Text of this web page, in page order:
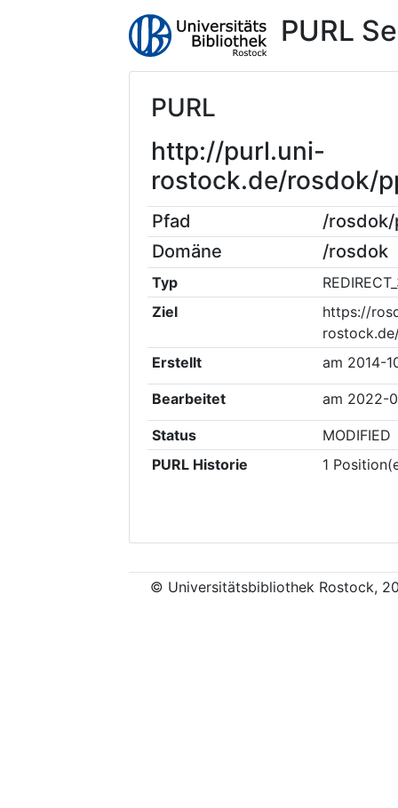
PURL
PURL
http://purl.uni-
rostock.de/rosdok/
Pfad
/
Domäne
/rosdok
Typ
Ziel
https://
Erstellt
am 2014-
Bearbeitet am 2022-
Status
MODIFIED
PURL Historie
1
© Universitätsbibliothek Rostock,